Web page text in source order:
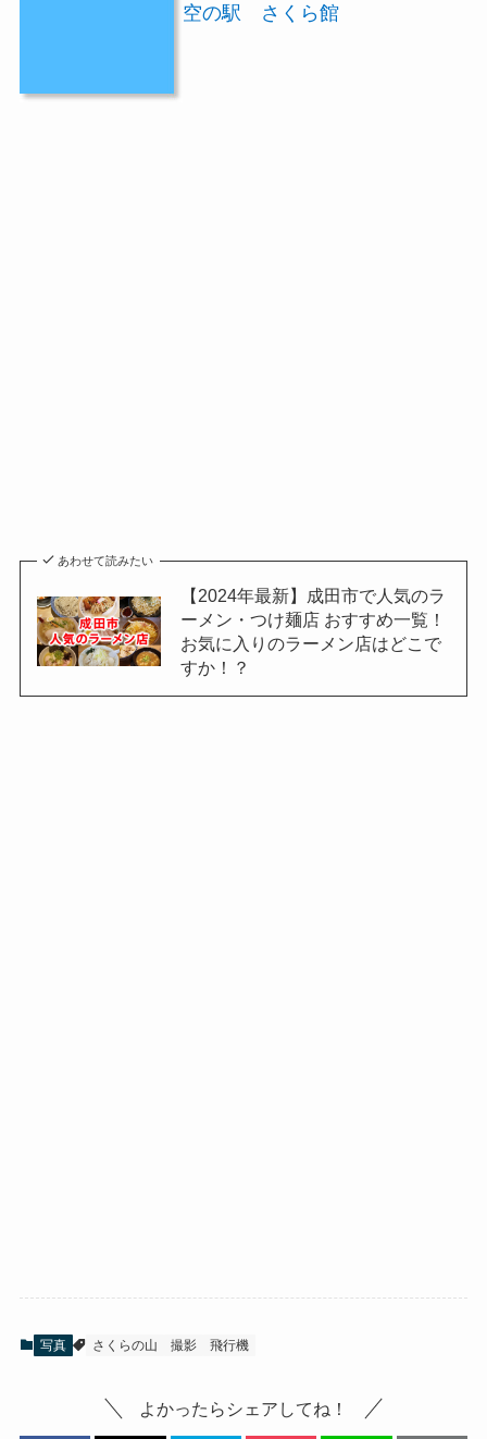
空の駅 さくら館
あわせて読みたい
【2024年最新】成田市で人気のラ
ーメン・つけ麺店 おすすめ一覧！
お気に入りのラーメン店はどこで
すか！？
写真 さくらの山 撮影 飛行機
よかったらシェアしてね！